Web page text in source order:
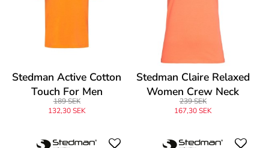
Stedman Active Cotton
Touch For Men
189 SEK
132,30 SEK
Stedman Claire Relaxed
Women Crew Neck
239 SEK
167,30 SEK